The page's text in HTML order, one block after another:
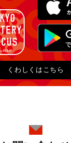
くわしくはこちら